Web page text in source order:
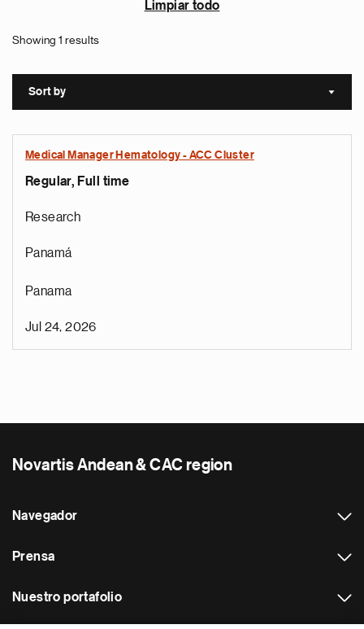
Limpiar todo
Showing 1 results
Sort by Sort
Medical Manager Hematology - ACC Cluster
Regular, Full time
Research
Panamá
Panama
Jul 24, 2026
Novartis Andean & CAC region
Navegador
Prensa
Nuestro portafolio